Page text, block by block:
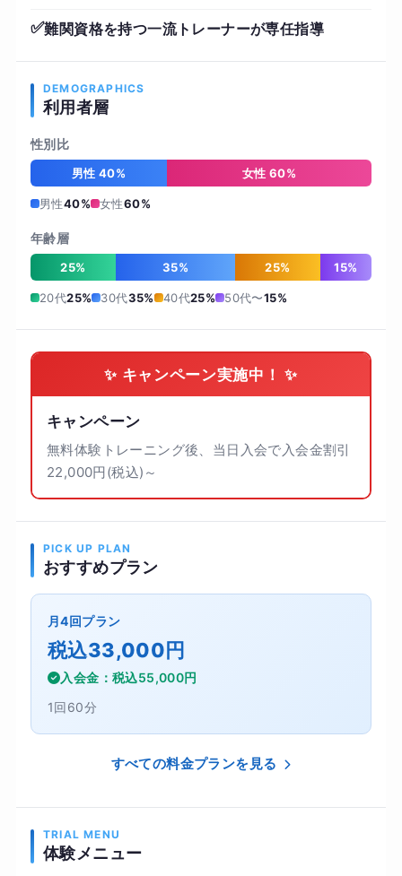
✅難関資格を持つ一流トレーナーが専任指導
DEMOGRAPHICS
利用者層
性別比
男性 40% 女性 60%
男性40% 女性60%
年齢層
25% 35% 25% 15%
20代25% 30代35% 40代25% 50代〜15%
✨ キャンペーン実施中！ ✨
キャンペーン
無料体験トレーニング後、当日入会で入会金割引
22,000円(税込)～
PICK UP PLAN
おすすめプラン
月4回プラン
税込33,000円
入会金：税込55,000円
1回60分
すべての料金プランを見る
TRIAL MENU
体験メニュー